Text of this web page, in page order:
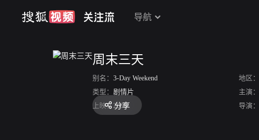
导航
周末三天
别名： 3-Day Weekend 地区：
类型： 剧情片 主演：
上映： 2008 导演：
分享